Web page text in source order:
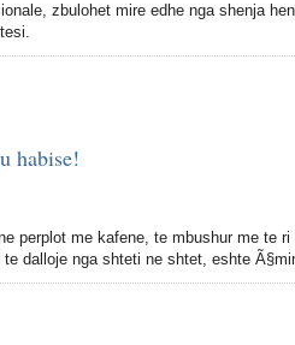
zbulohet mire edhe nga shenja
habise!
perplot me kafene, te mbushur me te
dalloje nga shteti ne shtet, eshte